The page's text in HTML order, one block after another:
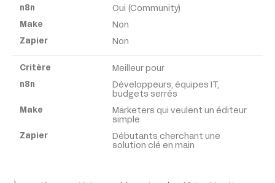
Oui (Community)
Non
Non
Meilleur pour
Développeurs, équipes IT,
budgets serrés
Marketers qui veulent un éditeur
simple
Débutants cherchant une
solution clé en main